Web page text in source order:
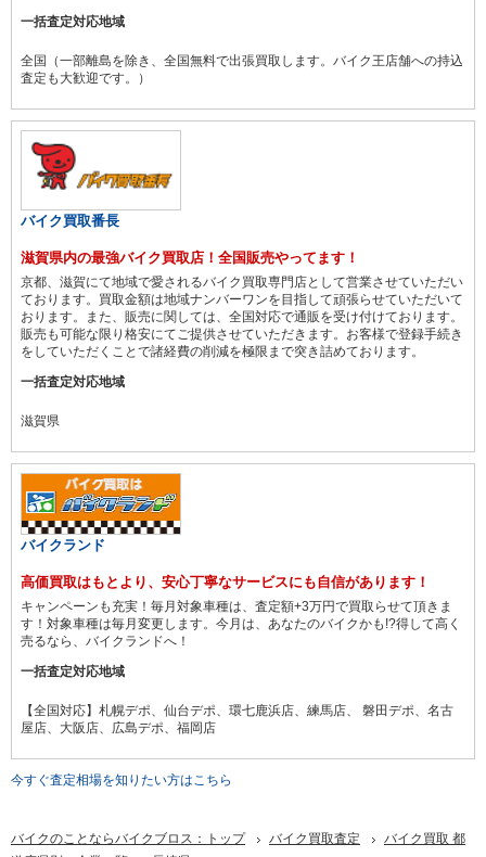
一括査定対応地域
全国（一部離島を除き、全国無料で出張買取します。バイク王店舗への持込
査定も大歓迎です。）
バイク買取番長
滋賀県内の最強バイク買取店！全国販売やってます！
京都、滋賀にて地域で愛されるバイク買取専門店として営業させていただい
ております。買取金額は地域ナンバーワンを目指して頑張らせていただいて
おります。また、販売に関しては、全国対応で通販を受け付けております。
販売も可能な限り格安にてご提供させていただきます。お客様で登録手続き
をしていただくことで諸経費の削減を極限まで突き詰めております。
一括査定対応地域
滋賀県
バイクランド
高価買取はもとより、安心丁寧なサービスにも自信があります！
キャンペーンも充実！毎月対象車種は、査定額+3万円で買取らせて頂きま
す！対象車種は毎月変更します。今月は、あなたのバイクかも!?得して高く
売るなら、バイクランドへ！
一括査定対応地域
【全国対応】札幌デポ、仙台デポ、環七鹿浜店、練馬店、 磐田デポ、名古
屋店、大阪店、広島デポ、福岡店
今すぐ査定相場を知りたい方はこちら
バイクのことならバイクブロス：トップ バイク買取査定
バイク買取 都